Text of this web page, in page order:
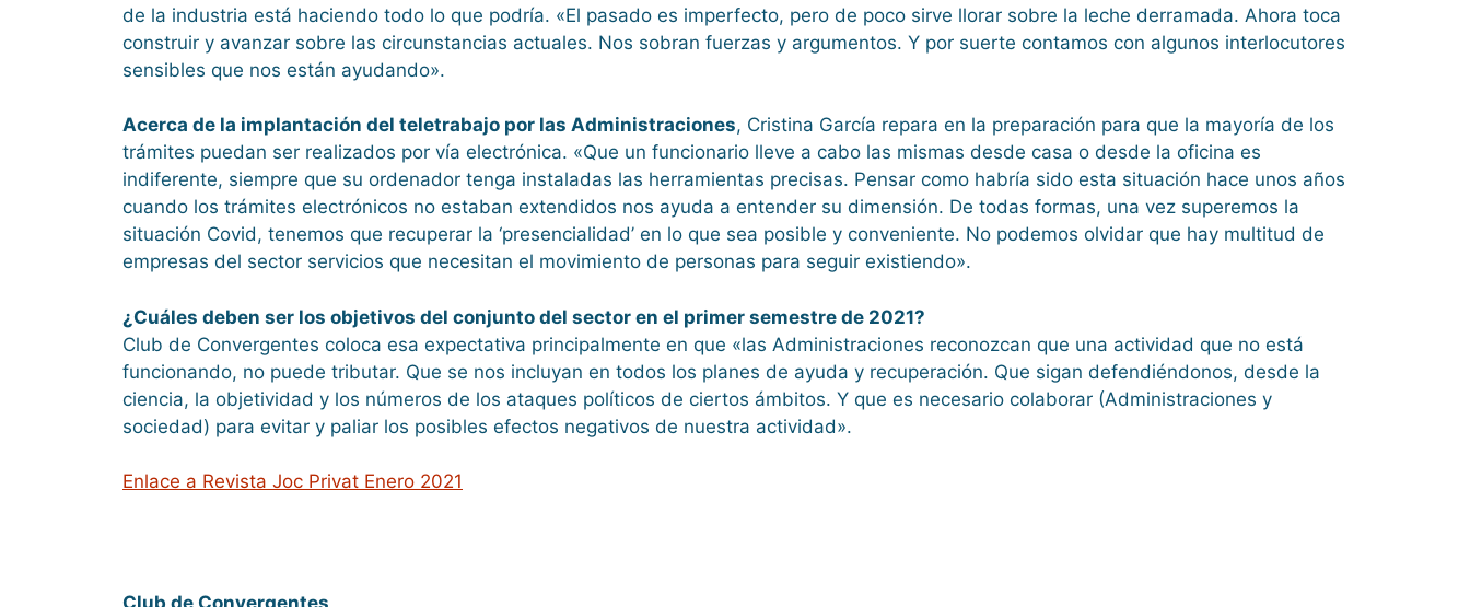
de la industria está haciendo todo lo que podría. «El pasado es imperfecto, pero de poco sirve llorar sobre la leche derramada. Ahora toca
construir y avanzar sobre las circunstancias actuales. Nos sobran fuerzas y argumentos. Y por suerte contamos con algunos interlocutores
sensibles que nos están ayudando».
Acerca de la implantación del teletrabajo por las Administraciones, Cristina García repara en la preparación para que la mayoría de los
trámites puedan ser realizados por vía electrónica. «Que un funcionario lleve a cabo las mismas desde casa o desde la oficina es
indiferente, siempre que su ordenador tenga instaladas las herramientas precisas. Pensar como habría sido esta situación hace unos años
cuando los trámites electrónicos no estaban extendidos nos ayuda a entender su dimensión. De todas formas, una vez superemos la
situación Covid, tenemos que recuperar la ‘presencialidad’ en lo que sea posible y conveniente. No podemos olvidar que hay multitud de
empresas del sector servicios que necesitan el movimiento de personas para seguir existiendo».
¿Cuáles deben ser los objetivos del conjunto del sector en el primer semestre de 2021?
Club de Convergentes coloca esa expectativa principalmente en que «las Administraciones reconozcan que una actividad que no está
funcionando, no puede tributar. Que se nos incluyan en todos los planes de ayuda y recuperación. Que sigan defendiéndonos, desde la
ciencia, la objetividad y los números de los ataques políticos de ciertos ámbitos. Y que es necesario colaborar (Administraciones y
sociedad) para evitar y paliar los posibles efectos negativos de nuestra actividad».
Enlace a Revista Joc Privat Enero 2021
Club de Convergentes